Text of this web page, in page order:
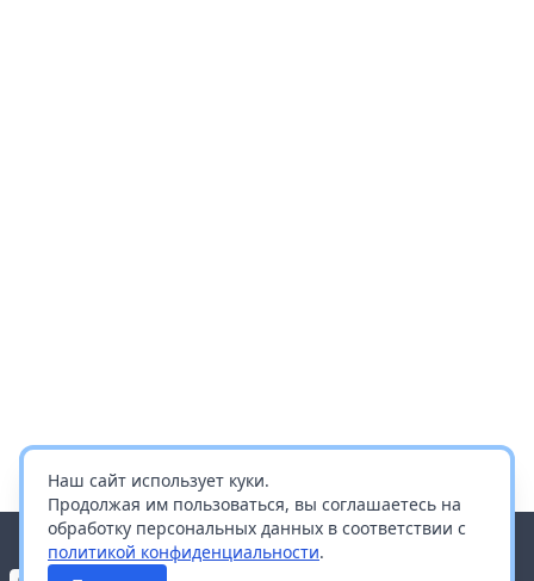
Наш сайт использует куки.
Продолжая им пользоваться, вы соглашаетесь на
обработку персональных данных в соответствии с
политикой конфиденциальности.